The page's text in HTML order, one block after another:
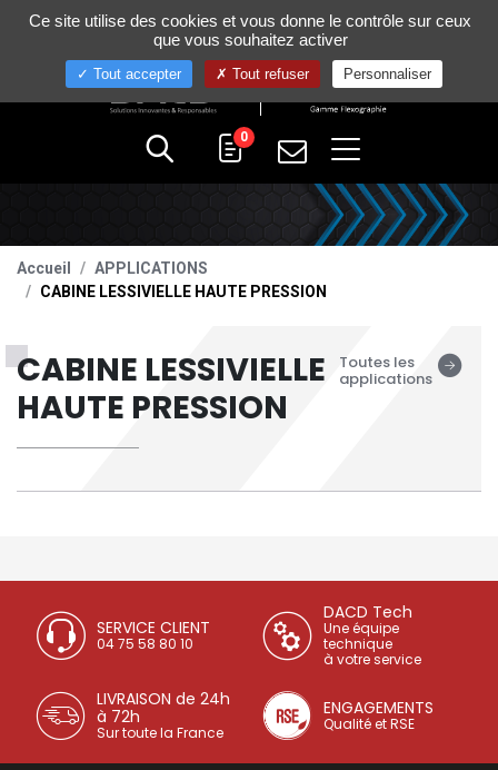
+33 (0)4 75 58 80 10
0
Accueil
APPLICATIONS
CABINE LESSIVIELLE HAUTE PRESSION
CABINE LESSIVIELLE
HAUTE PRESSION
Toutes les
applications
SERVICE CLIENT
04 75 58 80 10
DACD Tech
Une équipe
technique
à votre service
LIVRAISON de 24h
à 72h
Sur toute la France
ENGAGEMENTS
Qualité et RSE
Gestion de vos préférences sur les cookies
Ce site utilise des cookies et vous donne le contrôle sur ceux
que vous souhaitez activer
Tout accepter Tout refuser Personnaliser